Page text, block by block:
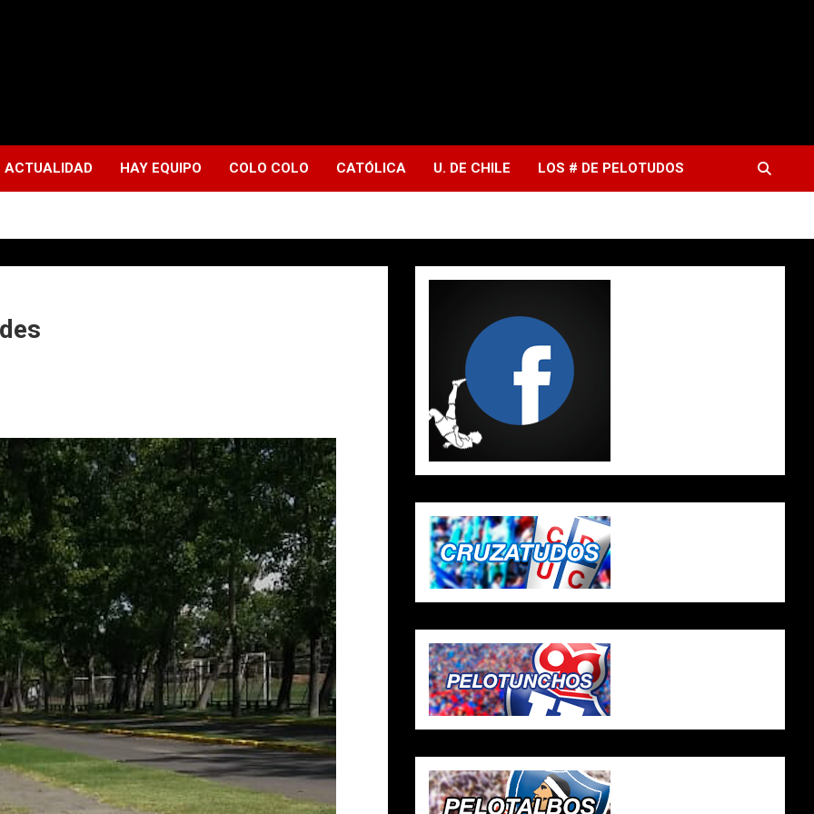
ACTUALIDAD HAY EQUIPO COLO COLO CATÓLICA U. DE CHILE LOS # DE PELOTUDOS